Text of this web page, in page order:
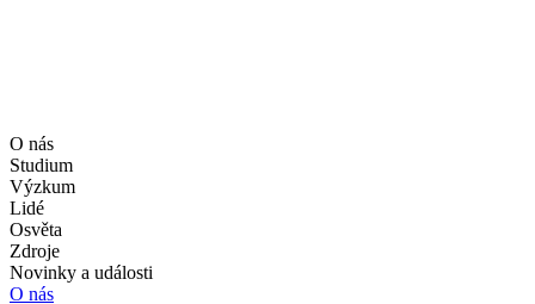
O nás
Studium
Výzkum
Lidé
Osvěta
Zdroje
Novinky a události
O nás